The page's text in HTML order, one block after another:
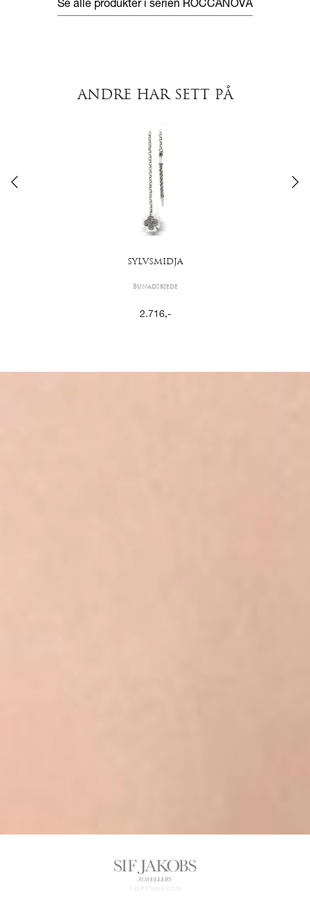
Se alle produkter i serien ROCCANOVA
ANDRE HAR SETT PÅ
SYLVSMIDJA
Bunadskjede
2.716,-